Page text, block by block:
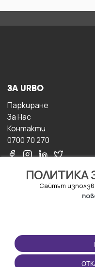
ПОЛИТИКА
Сайтът
ЗА URBO
Паркиране
За Hас
Контакти
0700 70 270
ПОЛЗВАНЕ
Правила и условия за
ползване